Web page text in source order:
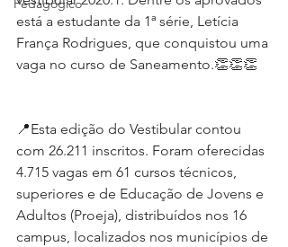
Pedagógico
está a estudante da 1ª série, Letícia
França Rodrigues, que conquistou uma
vaga no curso de Saneamento.👏👏👏
📍Esta edição do Vestibular contou
com 26.211 inscritos. Foram oferecidas
4.715 vagas em 61 cursos técnicos,
superiores e de Educação de Jovens e
Adultos (Proeja), distribuídos nos 16
campus, localizados nos municípios de